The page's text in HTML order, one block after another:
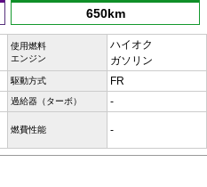
650km
使用燃料
エンジン
ハイオク
ガソリン
駆動方式 FR
過給器（ターボ） -
燃費性能 -